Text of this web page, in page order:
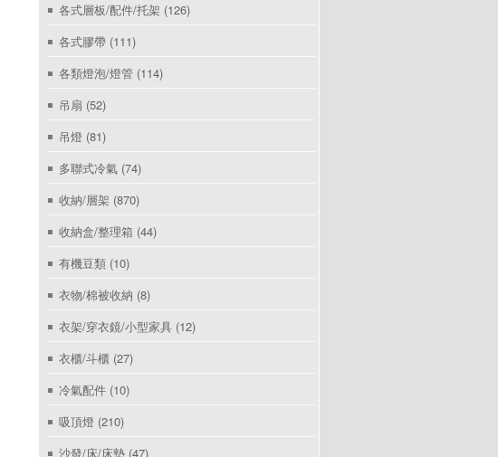
各式層板/配件/托架 (126)
各式膠帶 (111)
各類燈泡/燈管 (114)
吊扇 (52)
吊燈 (81)
多聯式冷氣 (74)
收納/層架 (870)
收納盒/整理箱 (44)
有機豆類 (10)
衣物/棉被收納 (8)
衣架/穿衣鏡/小型家具 (12)
衣櫃/斗櫃 (27)
冷氣配件 (10)
吸頂燈 (210)
沙發/床/床墊 (47)